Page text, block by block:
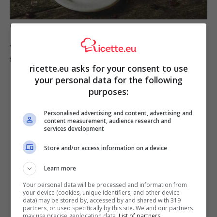
Caffè espresso
Vediamo, quindi, subito quali sono le ragioni di tale
fenomeno e cosa non devi assolutamente fare.
Pressare troppo il caffè:se metti troppa
ricette.eu asks for your consent to use
your personal data for the following
purposes:
Personalised advertising and content, advertising and
content measurement, audience research and
services development
Store and/or access information on a device
Learn more
Your personal data will be processed and information from
your device (cookies, unique identifiers, and other device
data) may be stored by, accessed by and shared with 319
partners, or used specifically by this site. We and our partners